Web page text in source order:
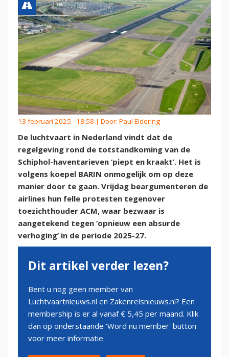
13 februari 2025 - 18:58 | Door: Paul Eldering
De luchtvaart in Nederland vindt dat de
regelgeving rond de totstandkoming van de
Schiphol-haventarieven ‘piept en kraakt’. Het is
volgens koepel BARIN onmogelijk om op deze
manier door te gaan. Vrijdag beargumenteren de
airlines hun felle protesten tegenover
toezichthouder ACM, waar bezwaar is
aangetekend tegen ‘opnieuw een absurde
verhoging’ in de periode 2025-27.
Dit artikel verder lezen?
Bent u nog geen member van
Luchtvaartnieuws.nl en Zakenreisnieuws.nl? Een
membership is er al vanaf € 5,45 per maand. Klik
dan op onderstaande 'Word nu member' button
voor meer informatie.